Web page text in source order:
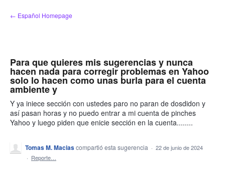
saltar
al
← Español Homepage
Para que quieres mis sugerencias y nunca
hacen nada para corregir problemas en Yahoo
solo lo hacen como unas burla para el cuenta
ambiente y
Y ya iniece sección con ustedes paro no paran de dosdidon y
así pasan horas y no puedo entrar a mi cuenta de pinches
Yahoo y luego piden que enicie sección en la cuenta........
Tomas M. Maciascompartió esta sugerencia · 22 de junio de 2024
· Reporte…